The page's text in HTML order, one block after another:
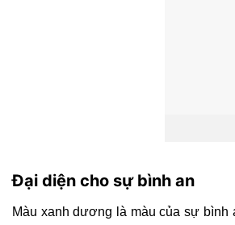
Đại diện cho sự bình an
Màu xanh dương là màu của sự bình